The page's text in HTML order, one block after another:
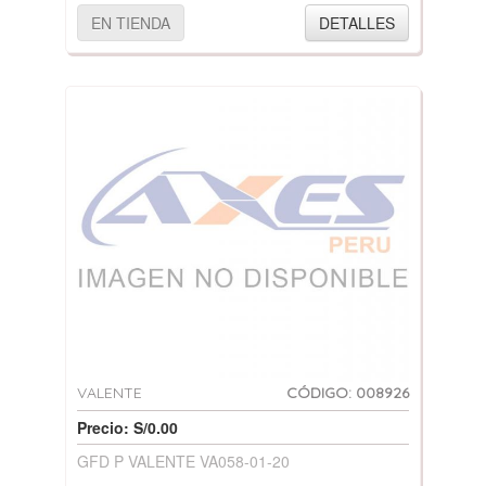
EN TIENDA DETALLES
VALENTE CÓDIGO: 008926
Precio: S/0.00
GFD P VALENTE VA058-01-20